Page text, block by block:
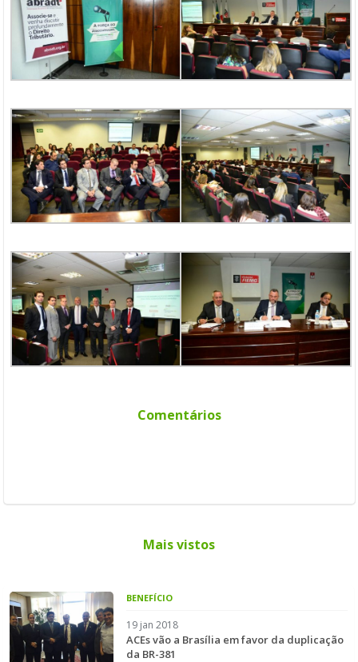
Comentários
Mais vistos
BENEFÍCIO
19 jan 2018
ACEs vão a Brasília em favor da duplicação
da BR-381